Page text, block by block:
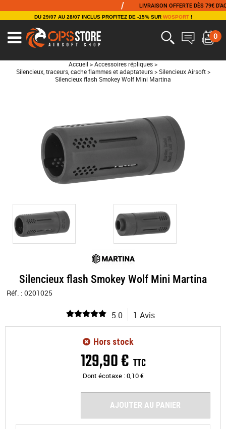
LIVRAISON OFFERTE DÈS 79€ D'ACHAT
DU 29/07 AU 28/07 INCLUS PROFITEZ DE -15% SUR WOSPORT!
0
Accueil > Accessoires répliques >
Silencieux, traceurs, cache flammes et adaptateurs > Silencieux Airsoft >
Silencieux flash Smokey Wolf Mini Martina
Silencieux flash Smokey Wolf Mini Martina
Réf. : 0201025
5.0 1 Avis
129,90€ TTC
Dont écotaxe :0,10€
Hors stock
AJOUTER AU PANIER